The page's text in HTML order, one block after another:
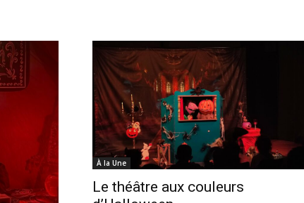
À la Une
Le théâtre aux couleurs